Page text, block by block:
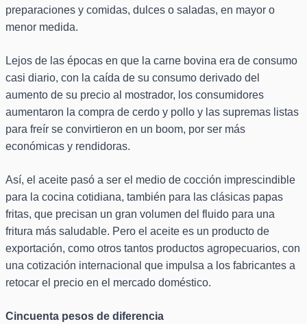
preparaciones y comidas, dulces o saladas, en mayor o
menor medida.
Lejos de las épocas en que la carne bovina era de consumo
casi diario, con la caída de su consumo derivado del
aumento de su precio al mostrador, los consumidores
aumentaron la compra de cerdo y pollo y las supremas listas
para freír se convirtieron en un boom, por ser más
económicas y rendidoras.
Así, el aceite pasó a ser el medio de cocción imprescindible
para la cocina cotidiana, también para las clásicas papas
fritas, que precisan un gran volumen del fluido para una
fritura más saludable. Pero el aceite es un producto de
exportación, como otros tantos productos agropecuarios, con
una cotización internacional que impulsa a los fabricantes a
retocar el precio en el mercado doméstico.
Cincuenta pesos de diferencia